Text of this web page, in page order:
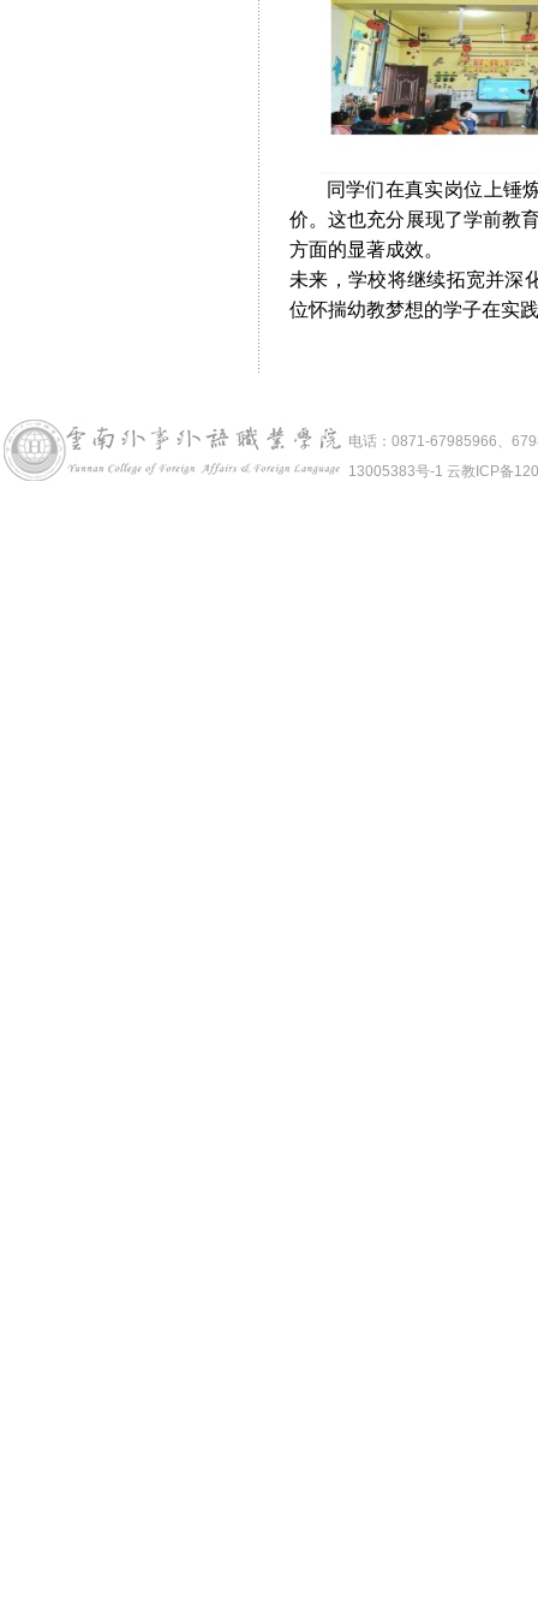
同学们在真实岗位上锤炼
价。这也充分展现了学前教
方面的显著成效。
未来，学校将继续拓宽并深
位怀揣幼教梦想的学子在实
电话：0871-67985966、
13005383号-1 云教ICP备